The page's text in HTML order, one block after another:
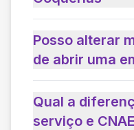
Posso alterar
de abrir uma
Qual a
serviço e